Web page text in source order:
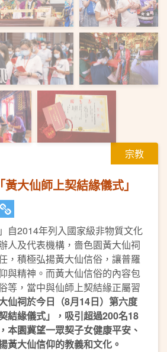
宗教
大仙師上契結緣儀式」
自2014年列入國家級非物質文化
人及代表機構，嗇色園黃大仙祠
，積極弘揚黃大仙信俗，讓普羅
與精神。而黃大仙信俗的內容包
等，當中與仙師上契結緣正屬習
仙祠於今日（8月14日）第六度
結緣儀式」，吸引超過200名18
本園冀望一眾契子女健康平安、
黃大仙信仰的教義和文化。